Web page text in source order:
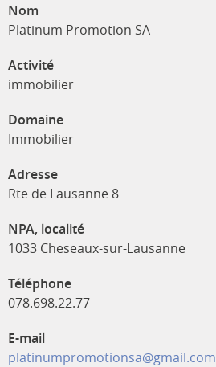
Nom
Platinum Promotion SA
Activité
immobilier
Domaine
Immobilier
Adresse
Rte de Lausanne 8
NPA, localité
1033 Cheseaux-sur-Lausanne
Téléphone
078.698.22.77
E-mail
platinumpromotionsa@gmail.com